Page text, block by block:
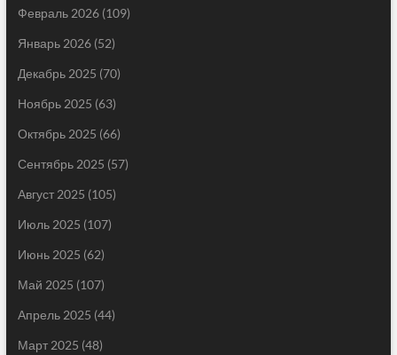
Февраль 2026(109)
Январь 2026(52)
Декабрь 2025 (70)
Ноябрь 2025 (63)
Октябрь 2025 (66)
Сентябрь 2025 (57)
Август 2025 (105)
Июль 2025 (107)
Июнь 2025 (62)
Май 2025 (107)
Апрель 2025 (44)
Март 2025 (48)